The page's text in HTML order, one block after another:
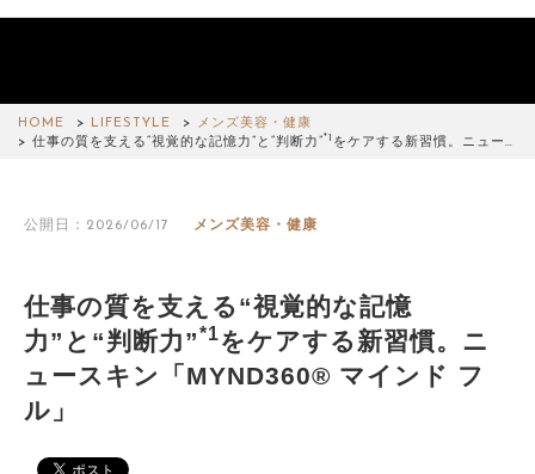
HOME LIFESTYLE
メンズ美容・健康
仕事の質を支える“視覚的な記憶力”と“判断力”
*1 をケアする新習慣。ニュー…
公開日：2026/06/17 メンズ美容・健康
仕事の質を支える“視覚的な記憶
力”と“判断力”*1をケアする新習慣。ニ
ュースキン「MYND360® マインド フ
ル」